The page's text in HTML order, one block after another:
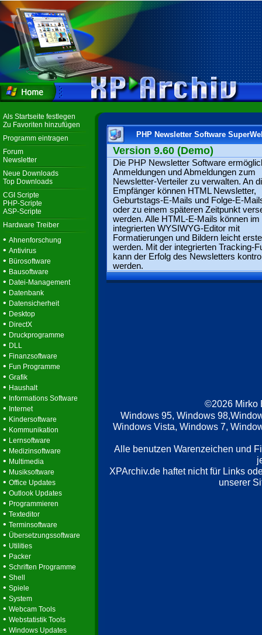
Als Startseite festlegen
Zu Favoriten hinzufügen
Programm eintragen
Forum
Newsletter
Neue Downloads
Top Downloads
CGI Scripte
PHP-Scripte
ASP-Scripte
Hardware Treiber
• Ahnenforschung
• Antivirus
• Bürosoftware
• Bausoftware
• Datei-Management
• Datenbank
• Datensicherheit
• Desktop
• DirectX
• Druckprogramme
• DLL
• Finanzsoftware
• Fun Programme
• Grafik
• Haushalt
• Informations Software
• Internet
• Kindersoftware
• Kommunikation
• Lernsoftware
• Medizinsoftware
• Multimedia
• Musiksoftware
• Office Updates
• Outlook Updates
• Programmieren
• Texteditor
• Terminsoftware
• Übersetzungssoftware
• Utilities
• Packer
• Schriften Programme
• Shell
• Spiele
• System
• Webcam Tools
• Webstatistik Tools
• Windows Updates
PHP Newsletter Software
Version 9.60 (Demo)
Die PHP Newsletter Software
Anmeldungen und Abmeldungen zum
Newsletter-Verteiler zu verwalten. An
Empfänger können HTML Newsletter,
Geburtstags-E-Mails und Folge-E-
oder zu einem späteren Zeitpunkt
werden. Alle HTML-E-Mails können im
integrierten WYSIWYG-Editor mit
Formatierungen und Bildern leicht
werden. Mit der integrierten Tracking-
kann der Erfolg des Newsletters
werden.
©2026 Mirko
Windows 95, Windows
Windows Vista, Windows 7,
Alle benutzen Warenzeichen und
XPArchiv.de haftet nicht für Links
unserer